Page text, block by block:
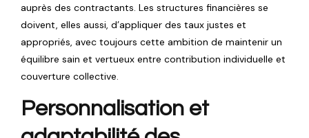
auprès des contractants. Les structures financières se
doivent, elles aussi, d’appliquer des taux justes et
appropriés, avec toujours cette ambition de maintenir un
équilibre sain et vertueux entre contribution individuelle et
couverture collective.
Personnalisation et